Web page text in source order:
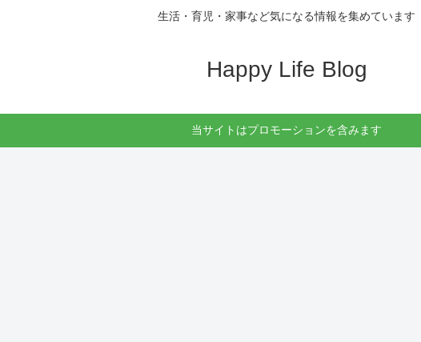
生活・育児・家事など気になる情報を集めています
Happy Life Blog
当サイトはプロモーションを含みます